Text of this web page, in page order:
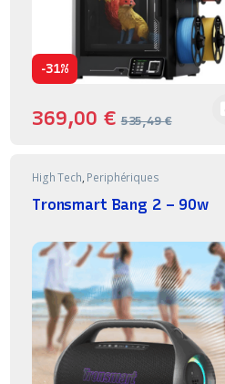
-31%
369,00€ 535,49€
High Tech, Periphériques
Tronsmart Bang 2 – 90w